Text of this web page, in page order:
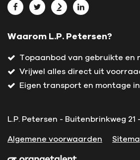
Bekijk L.P. Petersen op Facebook
Bekijk L.P. Petersen op
Bekijk L.P. Petersen
Bekijk L.P.
Waarom L.P. Petersen?
Topaanbod van gebruikte en
Vrijwel alles direct uit
Eigen transport en montage
L.P. Petersen - Buitenbrinkweg 21
Algemene voorwaarden